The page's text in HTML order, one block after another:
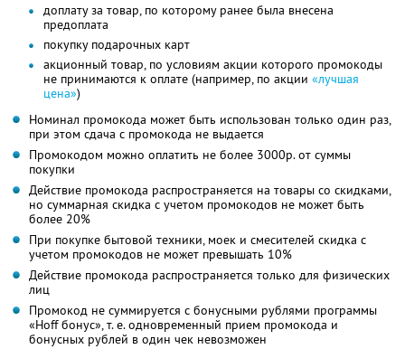
доплату за товар, по которому ранее была внесена
предоплата
покупку подарочных карт
акционный товар, по условиям акции которого промокоды
не принимаются к оплате (например, по акции «лучшая
цена»)
Номинал промокода может быть использован только один раз,
при этом сдача с промокода не выдается
Промокодом можно оплатить не более 3000р. от суммы
покупки
Действие промокода распространяется на товары со скидками,
но суммарная скидка с учетом промокодов не может быть
более 20%
При покупке бытовой техники, моек и смесителей скидка с
учетом промокодов не может превышать 10%
Действие промокода распространяется только для физических
лиц
Промокод не суммируется с бонусными рублями программы
«Hoff бонус», т. е. одновременный прием промокода и
бонусных рублей в один чек невозможен